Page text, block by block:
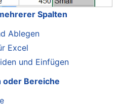
Spalten
Ablegen
Excel
und Einfügen
oder Bereiche